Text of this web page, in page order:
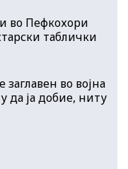
во Пефкохори
таблички
во војна
да ја добие, ниту